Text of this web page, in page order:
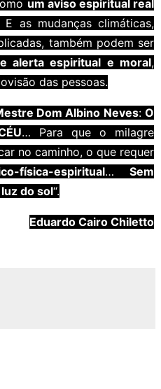
um aviso espiritual real
E as mudanças climáticas,
também podem ser
alerta espiritual e moral,
das pessoas.
Dom Albino Neves: O
… Para que o milagre
no caminho, o que requer
física-espiritual…Sem
do sol“.
Eduardo Cairo Chiletto